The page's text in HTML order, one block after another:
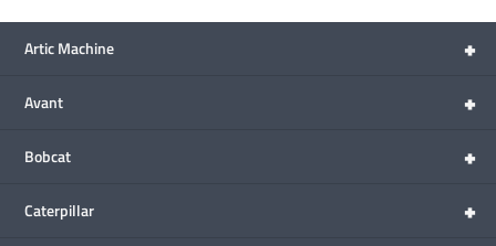
+
Artic Machine
+
Avant
+
Bobcat
+
Caterpillar